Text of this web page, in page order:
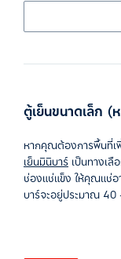
ตู้เย็นขนาดเล็ก (
หากคุณต้องการพื้นที่เ
เย็นมินิบาร์ เป็นทางเ
ช่องแช่แข็ง ให้คุณแช่อ
บาร์จะอยู่ประมาณ 40